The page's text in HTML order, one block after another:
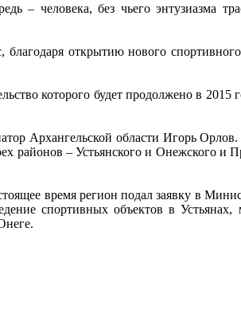
– человека, без чьего энтузиазма
открытию нового
которого будет продолжено в 2015
Архангельской области Игорь
районов – Устьянского и Онежского и
время регион подал заявку в
спортивных объектов в